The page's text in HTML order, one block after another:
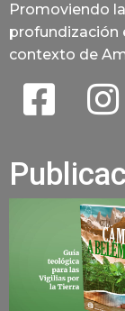
Promoviendo
profundización
contexto de